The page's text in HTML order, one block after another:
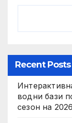
Recent Posts
водни бази
сезон на